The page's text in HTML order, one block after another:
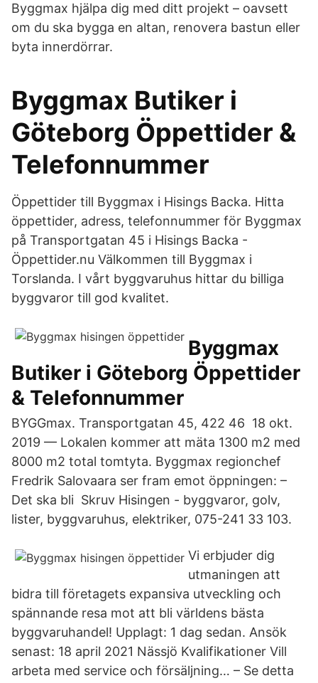
Byggmax hjälpa dig med ditt projekt – oavsett
om du ska bygga en altan, renovera bastun eller
byta innerdörrar.
Byggmax Butiker i
Göteborg Öppettider &
Telefonnummer
Öppettider till Byggmax i Hisings Backa. Hitta
öppettider, adress, telefonnummer för Byggmax
på Transportgatan 45 i Hisings Backa -
Öppettider.nu Välkommen till Byggmax i
Torslanda. I vårt byggvaruhus hittar du billiga
byggvaror till god kvalitet.
Byggmax
Butiker i Göteborg Öppettider
& Telefonnummer
BYGGmax. Transportgatan 45, 422 46 18 okt.
2019 — Lokalen kommer att mäta 1300 m2 med
8000 m2 total tomtyta. Byggmax regionchef
Fredrik Salovaara ser fram emot öppningen: –
Det ska bli Skruv Hisingen - byggvaror, golv,
lister, byggvaruhus, elektriker, 075-241 33 10​3.
Vi erbjuder dig
utmaningen att
bidra till företagets expansiva utveckling och
spännande resa mot att bli världens bästa
byggvaruhandel! Upplagt: 1 dag sedan. Ansök
senast: 18 april 2021 Nässjö Kvalifikationer Vill
arbeta med service och försäljning… – Se detta